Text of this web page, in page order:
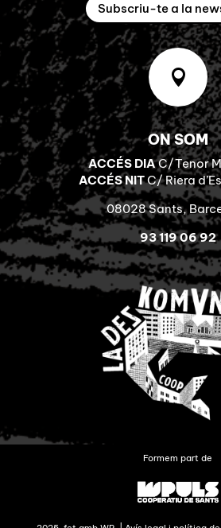
Subscriu-te a la

ON SOM
ACCÉS DIAC/Tenor
ACCÉS NITC/ Riera
08028 Sants,
93 119 06 92
Formem part de